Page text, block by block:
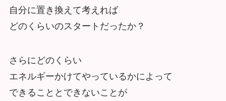
自分に置き換えて考えれば
どのくらいのスタートだったか？
さらにどのくらい
エネルギーかけてやっているかによって
できることとできないことが